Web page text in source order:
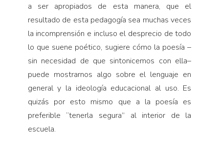
a ser apropiados de esta manera, que el
resultado de esta pedagogía sea muchas veces
la incomprensión e incluso el desprecio de todo
lo que suene poético, sugiere cómo la poesía –
sin necesidad de que sintonicemos con ella–
puede mostrarnos algo sobre el lenguaje en
general y la ideología educacional al uso. Es
quizás por esto mismo que a la poesía es
preferible “tenerla segura” al interior de la
escuela.